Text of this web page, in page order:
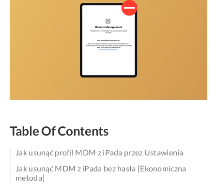
Table Of Contents
Jak usunąć profil MDM z iPada przez Ustawienia
Jak usunąć MDM z iPada bez hasła [Ekonomiczna
metoda]